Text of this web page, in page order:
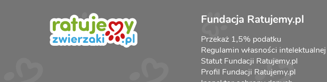
Fundacja Ratujemy.pl
Przekaż 1,5% podatku
Regulamin własności intelektualnej
Statut Fundacji Ratujemy.pl
Profil Fundacji Ratujemy.pl